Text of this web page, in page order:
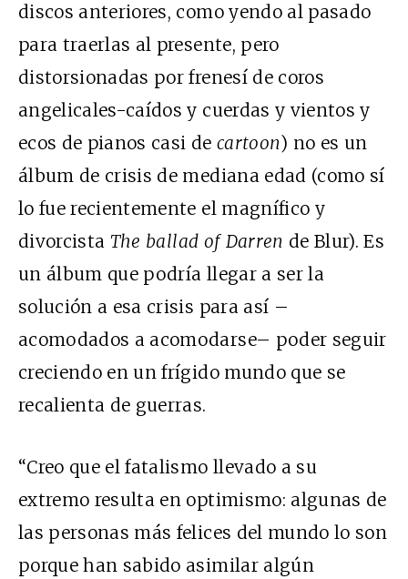
discos anteriores, como yendo al pasado
para traerlas al presente, pero
distorsionadas por frenesí de coros
angelicales-caídos y cuerdas y vientos y
ecos de pianos casi de cartoon) no es un
álbum de crisis de mediana edad (como sí
lo fue recientemente el magnífico y
divorcista The ballad of Darren de Blur). Es
un álbum que podría llegar a ser la
solución a esa crisis para así –
acomodados a acomodarse– poder seguir
creciendo en un frígido mundo que se
recalienta de guerras.
“Creo que el fatalismo llevado a su
extremo resulta en optimismo: algunas de
las personas más felices del mundo lo son
porque han sabido asimilar algún